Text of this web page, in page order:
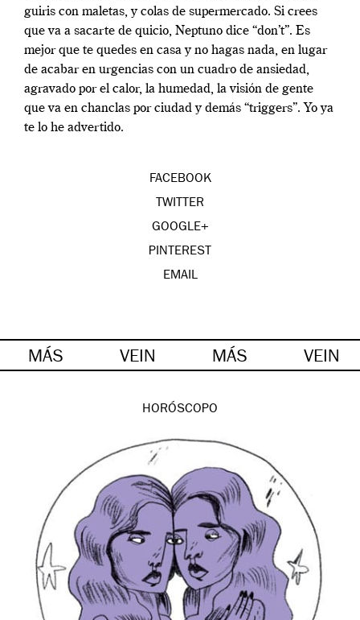
guiris con maletas, y colas de supermercado. Si crees
que va a sacarte de quicio, Neptuno dice “don’t”. Es
mejor que te quedes en casa y no hagas nada, en lugar
de acabar en urgencias con un cuadro de ansiedad,
agravado por el calor, la humedad, la visión de gente
que va en chanclas por ciudad y demás “triggers”. Yo ya
te lo he advertido.
FACEBOOK
TWITTER
GOOGLE+
PINTEREST
EMAIL
MÁS VEIN MÁS VEIN
HORÓSCOPO